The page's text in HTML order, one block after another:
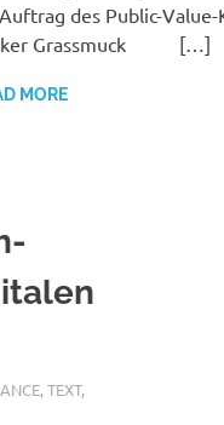
des Public-
Grassmuck […]
MORE
,TEXT,